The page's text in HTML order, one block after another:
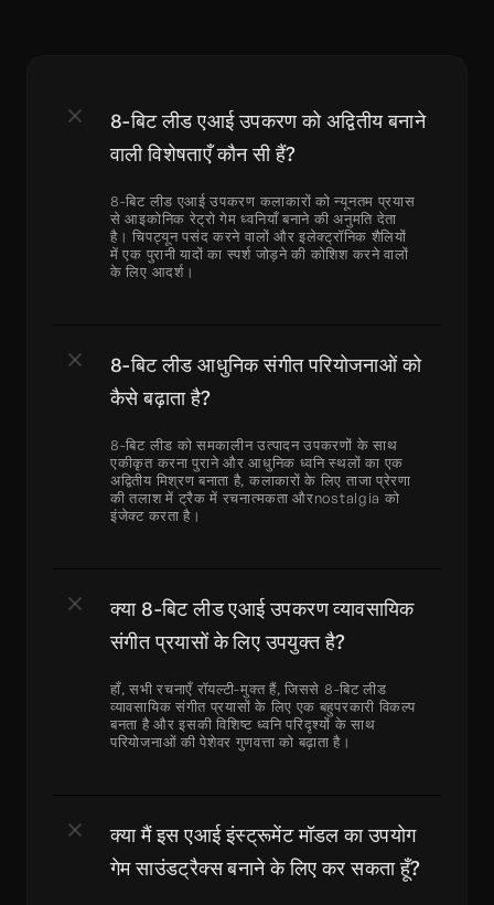
8-बिट लीड एआई उपकरण को अद्वितीय बनाने
वाली विशेषताएँ कौन सी हैं?
8-बिट लीड एआई उपकरण कलाकारों को न्यूनतम प्रयास
से आइकोनिक रेट्रो गेम ध्वनियाँ बनाने की अनुमति देता
है। चिपट्यून पसंद करने वालों और इलेक्ट्रॉनिक शैलियों
में एक पुरानी यादों का स्पर्श जोड़ने की कोशिश करने वालों
के लिए आदर्श।
8-बिट लीड आधुनिक संगीत परियोजनाओं को
कैसे बढ़ाता है?
8-बिट लीड को समकालीन उत्पादन उपकरणों के साथ
एकीकृत करना पुराने और आधुनिक ध्वनि स्थलों का एक
अद्वितीय मिश्रण बनाता है, कलाकारों के लिए ताजा प्रेरणा
की तलाश में ट्रैक में रचनात्मकता औरnostalgia को
इंजेक्ट करता है।
क्या 8-बिट लीड एआई उपकरण व्यावसायिक
संगीत प्रयासों के लिए उपयुक्त है?
हाँ, सभी रचनाएँ रॉयल्टी-मुक्त हैं, जिससे 8-बिट लीड
व्यावसायिक संगीत प्रयासों के लिए एक बहुपरकारी विकल्प
बनता है और इसकी विशिष्ट ध्वनि परिदृश्यों के साथ
परियोजनाओं की पेशेवर गुणवत्ता को बढ़ाता है।
क्या मैं इस एआई इंस्ट्रूमेंट मॉडल का उपयोग
गेम साउंडट्रैक्स बनाने के लिए कर सकता हूँ?